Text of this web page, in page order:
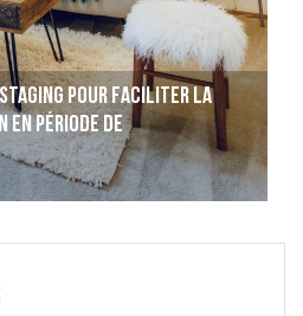
Staging pour faciliter la
en période de
Staging pour faciliter la
en période de